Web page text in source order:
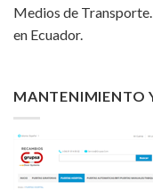
Medios de
en Ecuador.
MANTENIMIENTO